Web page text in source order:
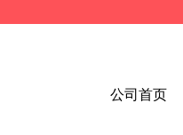
公司首页